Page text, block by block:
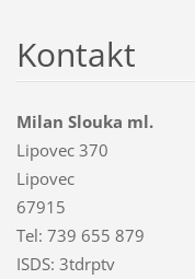
Kontakt
Milan Slouka ml.
Lipovec 370
Lipovec
67915
Tel: 739 655 879
ISDS: 3tdrptv